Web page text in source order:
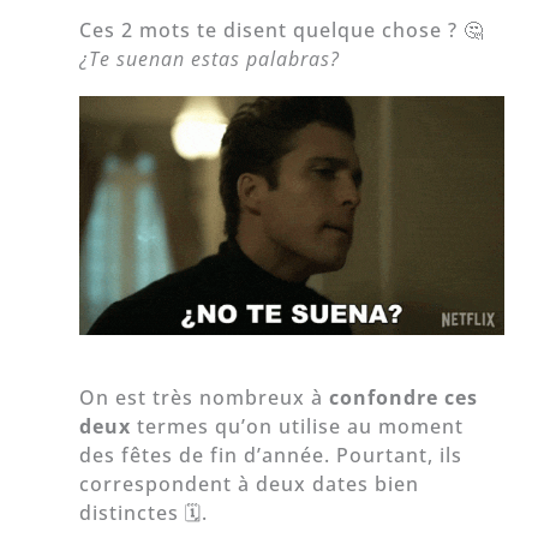
Ces 2 mots te disent quelque chose ? 🤔
¿Te suenan estas palabras?
On est très nombreux à confondre ces
deuxtermes qu’on utilise au moment
des fêtes de fin d’année. Pourtant, ils
correspondent à deux dates bien
distinctes 🗓.